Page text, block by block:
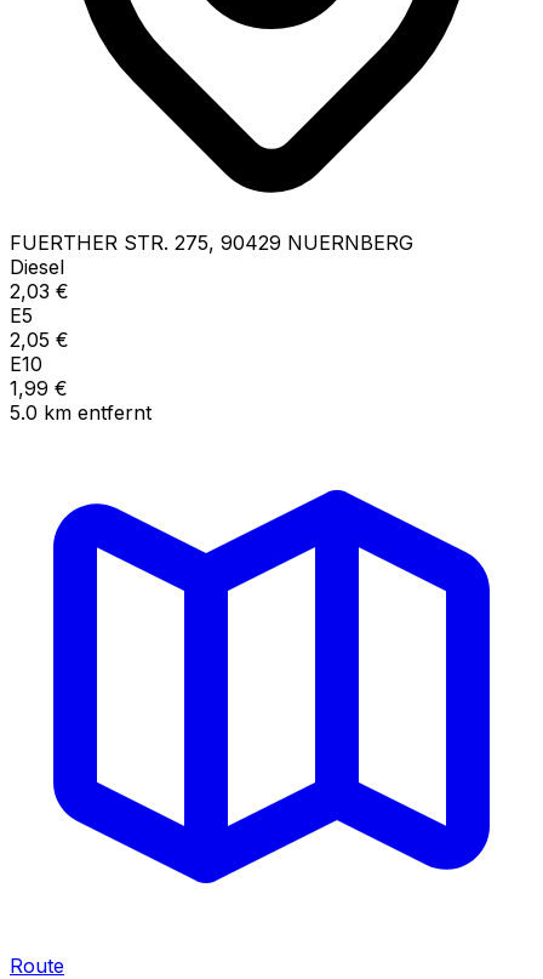
FUERTHER STR. 275, 90429 NUERNBERG
Diesel
2,03 €
E5
2,05 €
E10
1,99 €
5.0 km entfernt
Route